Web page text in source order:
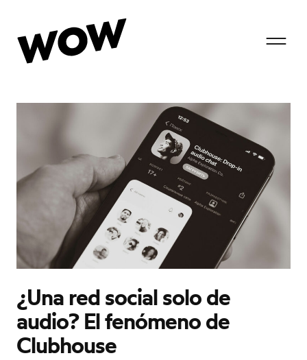
T
g
¿Una red social solo de
audio? El fenómeno de
Clubhouse